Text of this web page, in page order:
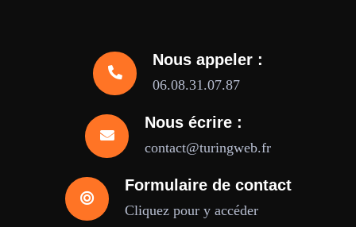
Nous appeler :
06.08.31.07.87
Nous écrire :
contact@turingweb.fr
Formulaire de contact
Cliquez pour y accéder